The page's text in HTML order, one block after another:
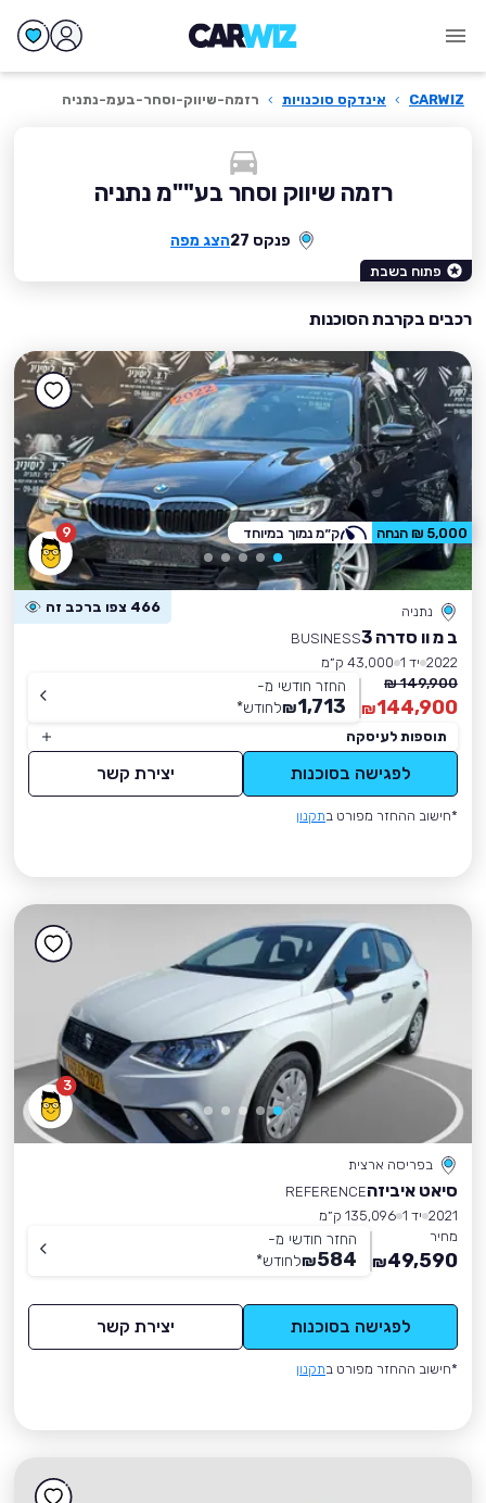
CARWIZ
› אינדקס סוכנויות › רזמה-שיווק-וסחר-בעמ-נתניה
רזמה שיווק וסחר בע""מ נתניה
פנקס 27 הצג מפה
פתוח בשבת
רכבים בקרבת הסוכנות
9
נתניה 466 צפו ברכב זה
ב מ וו סדרה 3
BUSINESS
2022 יד 1
43,000 ק״מ
149,900 ₪
144,900
₪
החזר חודשי מ-
1,713
₪לחודש*
תוספות לעיסקה
לפגישה בסוכנות יצירת קשר
*חישוב ההחזר מפורט בתקנון
5,000 ₪ הנחה ק״מ נמוך במיוחד
3
בפריסה ארצית
סיאט איביזהREFERENCE
2021 יד 1
135,096 ק״מ
מחיר
49,590
₪
החזר חודשי מ-
584
₪לחודש*
לפגישה בסוכנות יצירת קשר
*חישוב ההחזר מפורט בתקנון